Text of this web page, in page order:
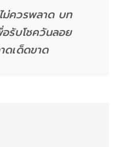
ม่ควรพลาด บท
รับโชควันลอย
ดเด็ดขาด